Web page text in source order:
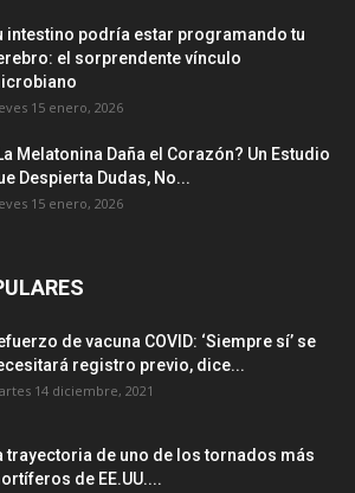
intestino podría estar programando tu
el sorprendente vínculo
15 enero, 2026
Melatonina Daña el Corazón? Un Estudio
Despierta Dudas, No...
15 enero, 2026
de vacuna COVID: ‘Siempre sí’ se
registro previo, dice...
14 diciembre, 2021
trayectoria de uno de los tornados más
de EE.UU....